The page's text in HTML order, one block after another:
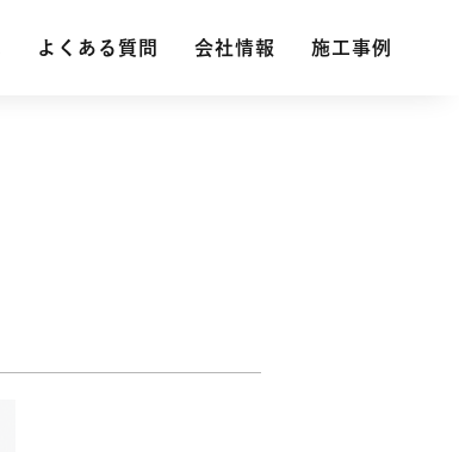
よくある質問 会社情報 施工事例
よくある質問 会社情報 施工事例